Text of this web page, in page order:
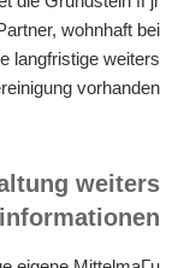
wohnhaft bei
langfristige weiters
vorhanden.
weiters